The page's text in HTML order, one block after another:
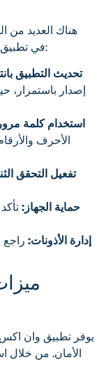
هناك العديد من
في تطبيق وان اكس بت. إليك قائمة ببعض هذه الخطوات:
تحديث التطبيق
إصدار باستمرار،
استخدام كلمة
الأحرف
تفعيل التحقق
حماية الجهاز:
إدارة الأذونات: راجع
يوفر تطبيق وان
الأمان. من خلال